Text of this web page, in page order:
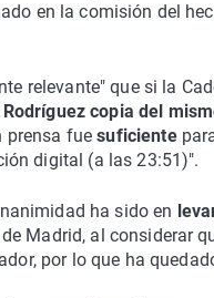
en la comisión del
relevante" que si la
copia del
prensa fuesuficiente
digital (a las 23:51)".
ha sido en
Madrid, al considerar
por lo que ha